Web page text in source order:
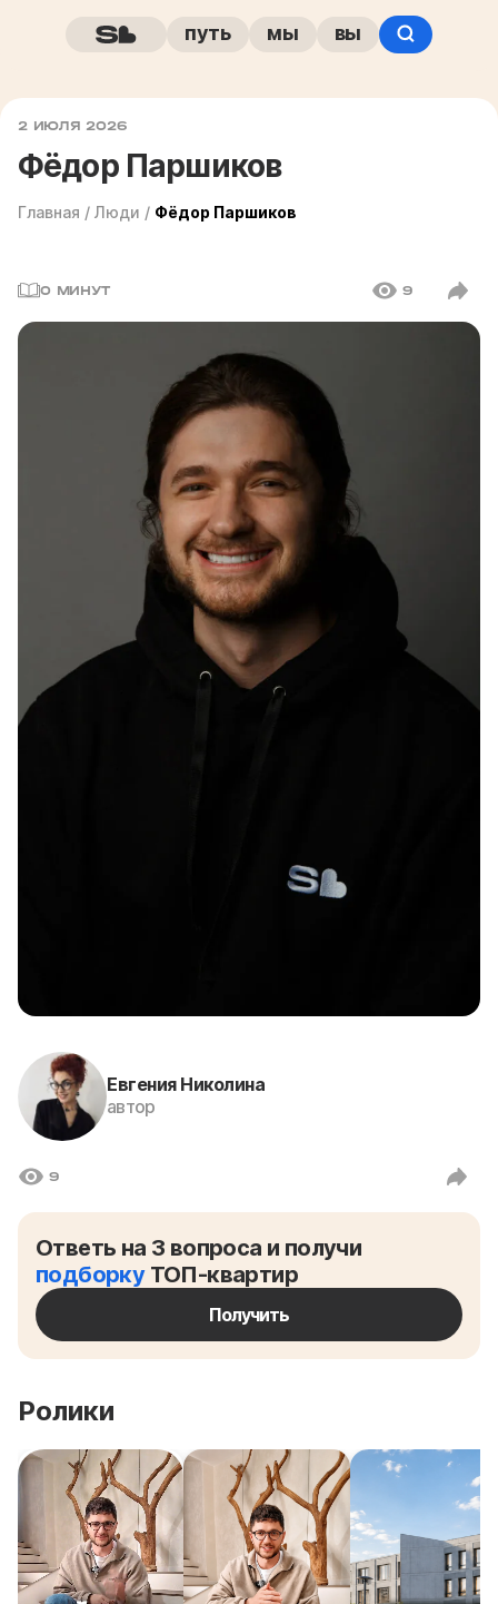
путь мы вы
2 ИЮЛЯ 2026
Фёдор Паршиков
Главная / Люди / Фёдор Паршиков
0 МИНУТ 9
Евгения Николина
автор
9
Ответь на 3 вопроса и получи
подборкуТОП-квартир
Получить
Ролики